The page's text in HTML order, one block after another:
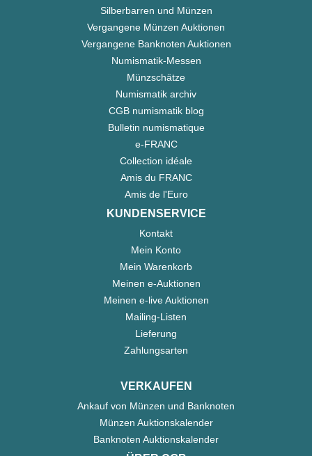
Silberbarren und Münzen
Vergangene Münzen Auktionen
Vergangene Banknoten Auktionen
Numismatik-Messen
Münzschätze
Numismatik archiv
CGB numismatik blog
Bulletin numismatique
e-FRANC
Collection idéale
Amis du FRANC
Amis de l'Euro
KUNDENSERVICE
Kontakt
Mein Konto
Mein Warenkorb
Meinen e-Auktionen
Meinen e-live Auktionen
Mailing-Listen
Lieferung
Zahlungsarten
VERKAUFEN
Ankauf von Münzen und Banknoten
Münzen Auktionskalender
Banknoten Auktionskalender